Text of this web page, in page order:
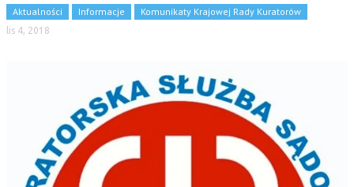
Aktualności Informacje Komunikaty Krajowej Rady Kuratorów
lis 4, 2018